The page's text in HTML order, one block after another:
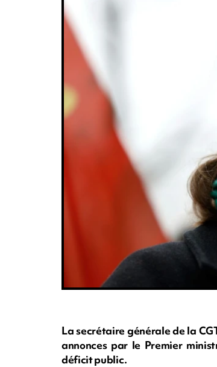
La secrétaire générale de la
annonces par le Premier
déficit public.